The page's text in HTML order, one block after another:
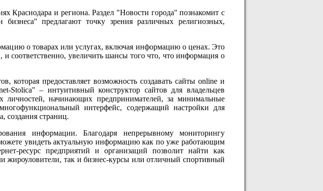
Краснодара и региона. Раздел "Новости города" познакомит с
предлагают точку зрения различных религиозных,
о товарах или услугах, включая информацию о ценах. Это
соответственно, увеличить шансы того что, что информация о
которая предоставляет возможность создавать сайты online и
Stolica" – интуитивный конструктор сайтов для владельцев
личностей, начинающих предпринимателей, за минимальные
интерфейс, содержащий настройки для
создания страниц.
информации. Благодаря непрерывному мониторингу
увидеть актуальную информацию как по уже работающим
ресурс предприятий и организаций позволит найти как
жироуловители, так и бизнес-курсы или отличный спортивный